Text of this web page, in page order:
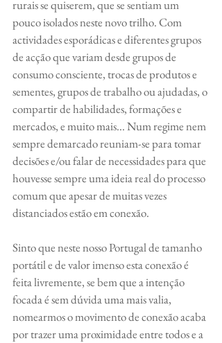
rurais se quiserem, que se sentiam um
pouco isolados neste novo trilho. Com
actividades esporádicas e diferentes grupos
de acção que variam desde grupos de
consumo consciente, trocas de produtos e
sementes, grupos de trabalho ou ajudadas, o
compartir de habilidades, formações e
mercados, e muito mais... Num regime nem
sempre demarcado reuniam-se para tomar
decisões e/ou falar de necessidades para que
houvesse sempre uma ideia real do processo
comum que apesar de muitas vezes
distanciados estão em conexão.
Sinto que neste nosso Portugal de tamanho
portátil e de valor imenso esta conexão é
feita livremente, se bem que a intenção
focada é sem dúvida uma mais valia,
nomearmos o movimento de conexão acaba
por trazer uma proximidade entre todos e a